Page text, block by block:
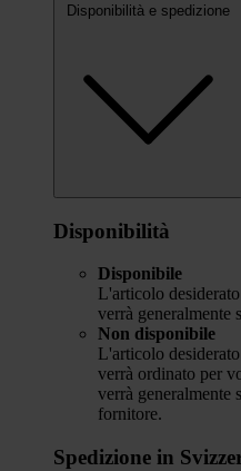
Disponibilità e spedizione
Disponibilità
Disponibile
L'articolo
verrà generalmente
Non disponibile
L'articolo
verrà ordinato per
verrà generalmente
fornitore.
Spedizione in